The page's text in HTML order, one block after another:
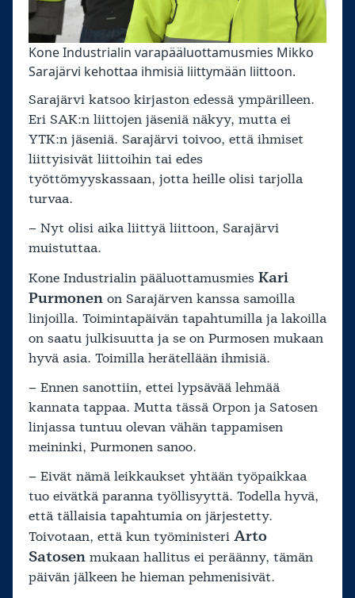
Kone Industrialin varapääluottamusmies Mikko
Sarajärvi kehottaa ihmisiä liittymään liittoon.
Sarajärvi katsoo kirjaston edessä ympärilleen.
Eri SAK:n liittojen jäseniä näkyy, mutta ei
YTK:n jäseniä. Sarajärvi toivoo, että ihmiset
liittyisivät liittoihin tai edes
työttömyyskassaan, jotta heille olisi tarjolla
turvaa.
– Nyt olisi aika liittyä liittoon, Sarajärvi
muistuttaa.
Kone Industrialin pääluottamusmies Kari
Purmonen on Sarajärven kanssa samoilla
linjoilla. Toimintapäivän tapahtumilla ja lakoilla
on saatu julkisuutta ja se on Purmosen mukaan
hyvä asia. Toimilla herätellään ihmisiä.
– Ennen sanottiin, ettei lypsävää lehmää
kannata tappaa. Mutta tässä Orpon ja Satosen
linjassa tuntuu olevan vähän tappamisen
meininki, Purmonen sanoo.
– Eivät nämä leikkaukset yhtään työpaikkaa
tuo eivätkä paranna työllisyyttä. Todella hyvä,
että tällaisia tapahtumia on järjestetty.
Toivotaan, että kun työministeri Arto
Satosen mukaan hallitus ei peräänny, tämän
päivän jälkeen he hieman pehmenisivät.